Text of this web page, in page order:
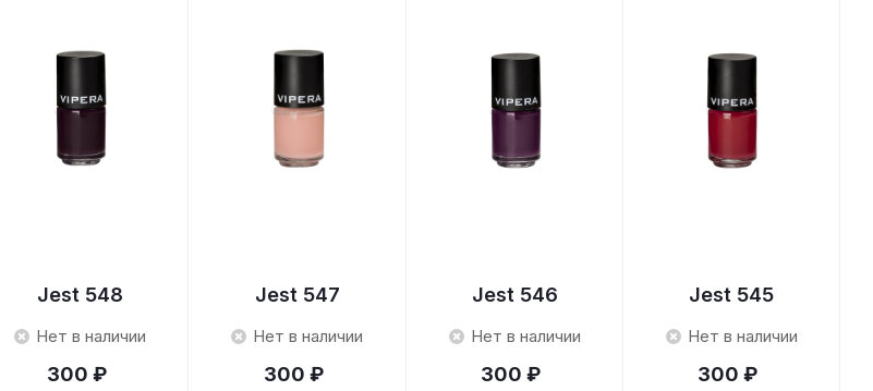
Jest 548
Нет в наличии
300 ₽
Jest 547
Нет в наличии
300 ₽
Jest 546
Нет в наличии
300 ₽
Jest 545
Нет в наличии
300 ₽